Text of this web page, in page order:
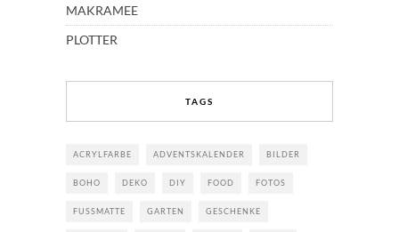
MAKRAMEE
PLOTTER
TAGS
ACRYLFARBE ADVENTSKALENDER BILDER
BOHO DEKO DIY FOOD FOTOS
FUSSMATTE GARTEN GESCHENKE